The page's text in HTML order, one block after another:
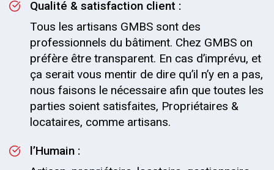
Qualité & satisfaction client :
Tous les artisans GMBS sont des
professionnels du bâtiment. Chez GMBS on
préfère être transparent. En cas d’imprévu, et
ça serait vous mentir de dire qu’il n’y en a pas,
nous faisons le nécessaire afin que toutes les
parties soient satisfaites, Propriétaires &
locataires, comme artisans.
l’Humain :